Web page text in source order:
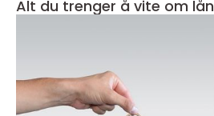
Alt du trenger å vite om lån